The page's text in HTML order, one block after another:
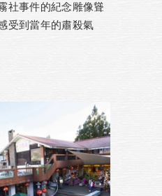
社事件的紀念雕像聳
受到當年的肅殺氣